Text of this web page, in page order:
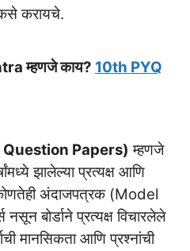
करायचे.
म्हणजे काय? 10th PYQ
Papers) म्हणजे
झालेल्या प्रत्यक्ष आणि
अंदाजपत्रक (Model
बोर्डाने प्रत्यक्ष विचारलेले
मानसिकता आणि प्रश्नांची